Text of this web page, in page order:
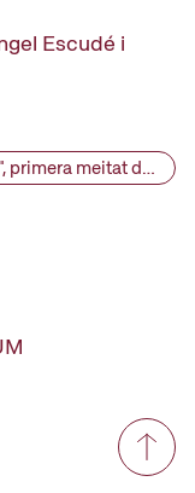
Escudé i
CDV 814-04-08 - Marques de cava "G", primera meitat del segle XX